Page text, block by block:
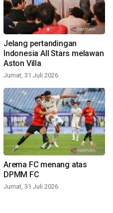
Jelang pertandingan
Indonesia All Stars melawan
Aston Villa
Jumat, 31 Juli 2026
Arema FC menang atas
DPMM FC
Jumat, 31 Juli 2026